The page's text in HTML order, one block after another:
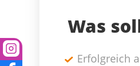
Was
Erfolgreich